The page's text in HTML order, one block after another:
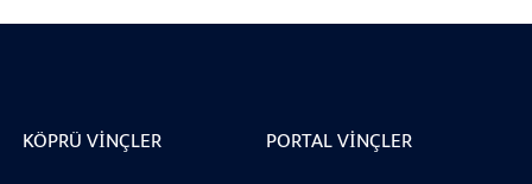
KÖPRÜ VINÇLER
PORTAL VINÇLER